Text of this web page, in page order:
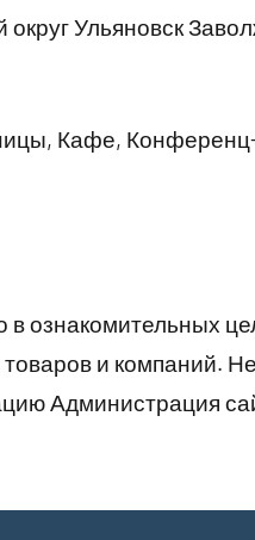
округ Ульяновск
Кафе,
ознакомительных
и компаний.
Администрация